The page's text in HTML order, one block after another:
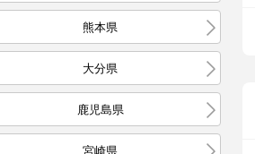
熊本県
大分県
鹿児島県
宮崎県